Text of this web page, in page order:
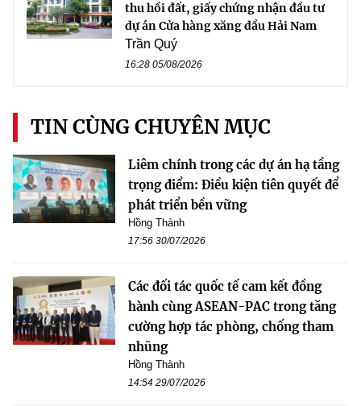
thu hồi đất, giấy chứng nhận đầu tư
dự án Cửa hàng xăng dầu Hải Nam
Trần Quý
16:28 05/08/2026
TIN CÙNG CHUYÊN MỤC
Liêm chính trong các dự án hạ tầng
trọng điểm: Điều kiện tiên quyết để
phát triển bền vững
Hồng Thành
17:56 30/07/2026
Các đối tác quốc tế cam kết đồng
hành cùng ASEAN-PAC trong tăng
cường hợp tác phòng, chống tham
nhũng
Hồng Thành
14:54 29/07/2026